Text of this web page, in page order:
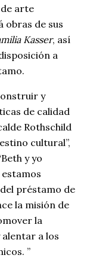
arte
obras de sus
Kasser, así
a
y
de calidad
Rothschild
cultural”,
y yo
estamos
préstamo de
la misión de
la
a los
”